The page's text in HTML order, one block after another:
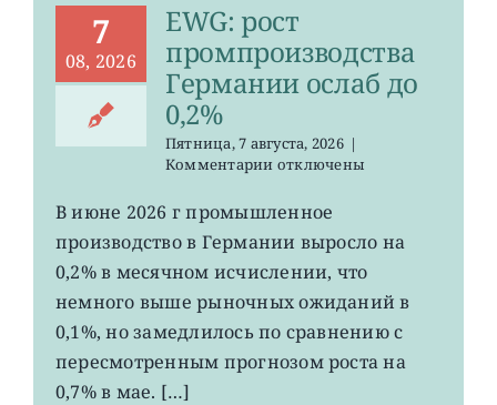
7
08, 2026
EWG: рост
промпроизводства
Германии ослаб до
0,2%
Пятница, 7 августа, 2026 |
Комментариик
EWG:
рост
промпроизводства
Германии
до
0,2%
отключены
В июне 2026 г промышленное
производство в Германии выросло на
0,2% в месячном исчислении, что
немного выше рыночных ожиданий в
0,1%, но замедлилось по сравнению с
пересмотренным прогнозом роста на
0,7% в мае. […]